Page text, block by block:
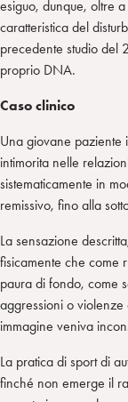
esiguo, dunque, oltre
caratteristica del
precedente studio del
proprio DNA.
Caso clinico
Una giovane paziente
intimorita nelle
sistematicamente in
remissivo, fino alla
La sensazione
fisicamente che come
paura di fondo, come
aggressioni o
immagine veniva
La pratica di sport di
finché non emerge il